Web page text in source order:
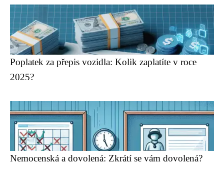
Poplatek za přepis vozidla: Kolik zaplatíte v roce
2025?
Nemocenská a dovolená: Zkrátí se vám dovolená?